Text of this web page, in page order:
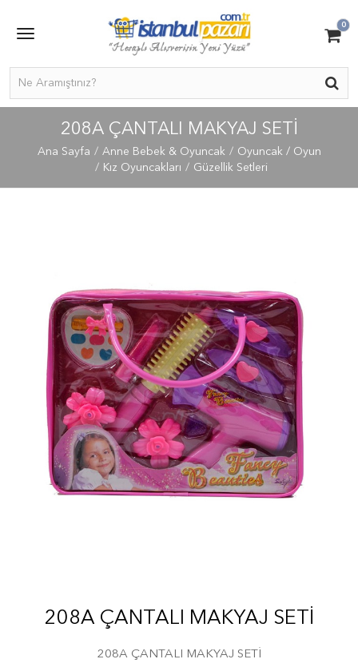
0
208A ÇANTALI MAKYAJ SETİ
Ana Sayfa Anne Bebek & Oyuncak
Oyuncak / Oyun
Kız Oyuncakları
Güzellik Setleri
208A ÇANTALI MAKYAJ SETİ
208A ÇANTALI MAKYAJ SETİ